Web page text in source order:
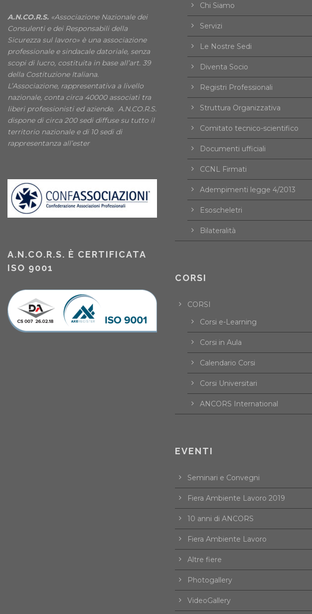
A.N.CO.R.S. «Associazione Nazionale dei
Consulenti e dei Responsabili della
Sicurezza sul lavoro» è una associazione
professionale e sindacale datoriale, senza
scopi di lucro, costituita in base all’art. 39
della Costituzione Italiana.
L’Associazione, rappresentativa a livello
nazionale, conta circa 40000 associati tra
liberi professionisti ed aziende. A.N.CO.R.S.
dispone di circa 200 sedi diffuse su tutto il
territorio nazionale e di 10 sedi di
rappresentanza all’ester
A.N.CO.R.S. È CERTIFICATA
ISO 9001
Chi Siamo
Servizi
Le Nostre Sedi
Diventa Socio
Registri Professionali
Struttura Organizzativa
Comitato tecnico-scientifico
Documenti ufficiali
CCNL Firmati
Adempimenti legge 4/2013
Esoscheletri
Bilateralità
CORSI
CORSI
Corsi e-Learning
Corsi in Aula
Calendario Corsi
Corsi Universitari
ANCORS International
EVENTI
Seminari e Convegni
Fiera Ambiente Lavoro 2019
10 anni di ANCORS
Fiera Ambiente Lavoro
Altre fiere
Photogallery
VideoGallery